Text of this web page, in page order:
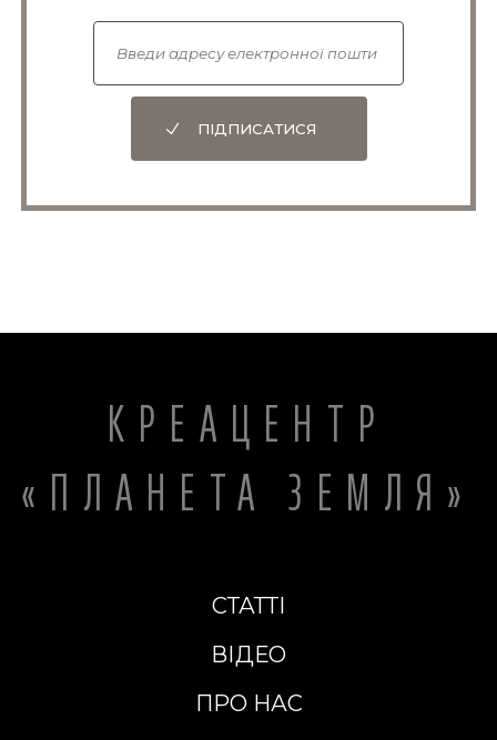
ПІДПИСАТИСЯ
КРЕАЦЕНТР
«ПЛАНЕТА ЗЕМЛЯ»
СТАТТІ
ВІДЕО
ПРО НАС